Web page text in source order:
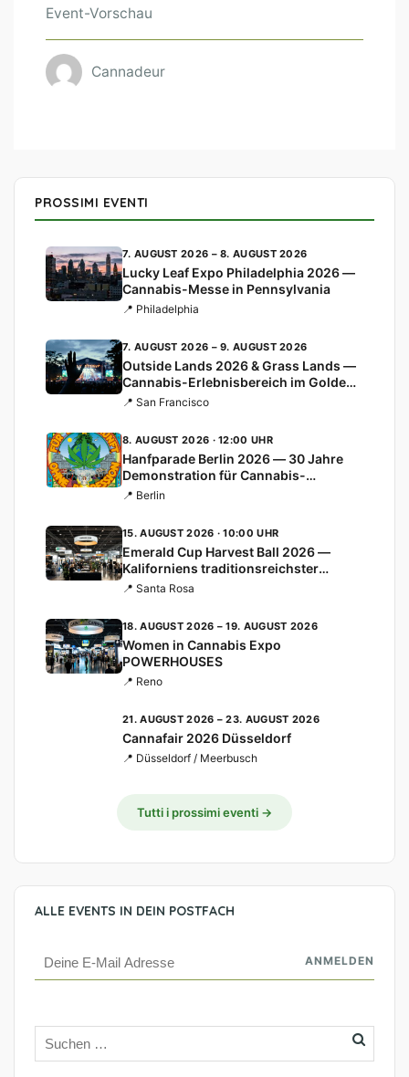
Event-Vorschau
Cannadeur
PROSSIMI EVENTI
7. AUGUST 2026 – 8. AUGUST 2026
Lucky Leaf Expo Philadelphia 2026 —
Cannabis-Messe in Pennsylvania
📍 Philadelphia
7. AUGUST 2026 – 9. AUGUST 2026
Outside Lands 2026 & Grass Lands —
Cannabis-Erlebnisbereich im Golden
Gate Park
📍 San Francisco
8. AUGUST 2026 · 12:00 UHR
Hanfparade Berlin 2026 — 30 Jahre
Demonstration für Cannabis-
Legalisierung
📍 Berlin
15. AUGUST 2026 · 10:00 UHR
Emerald Cup Harvest Ball 2026 —
Kaliforniens traditionsreichster
Cannabis-Cup
📍 Santa Rosa
18. AUGUST 2026 – 19. AUGUST 2026
Women in Cannabis Expo
POWERHOUSES
📍 Reno
21. AUGUST 2026 – 23. AUGUST 2026
Cannafair 2026 Düsseldorf
📍 Düsseldorf / Meerbusch
Tutti i prossimi eventi →
ALLE EVENTS IN DEIN POSTFACH